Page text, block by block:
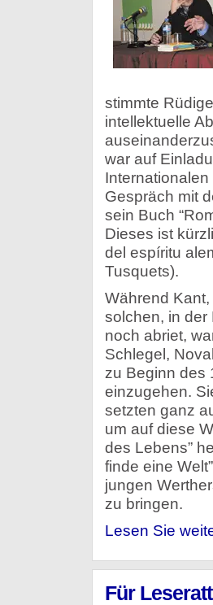
stimmte
intellektuelle
war auf
Gespräch mit
sein Buch
Dieses ist
del espíritu
Tusquets).
Während
solchen, in der
noch abriet,
Schlegel,
zu Beginn des
einzugehen.
setzten ganz
um auf diese
des Lebens”
finde eine
jungen
zu bringen.
Lesen Sie
Für